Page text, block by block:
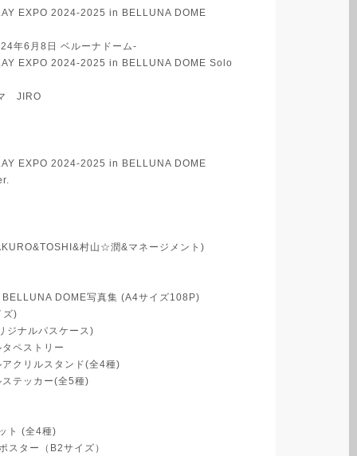
EXPO 2024-2025 in BELLUNA DOME
年6月8日 ベルーナドーム-
EXPO 2024-2025 in BELLUNA DOME Solo
JIRO
EXPO 2024-2025 in BELLUNA DOME
村山☆潤&マネージメント)
DOME写真集 (A4サイズ108P)
ズ)
ジナルパスケース)
ペストリー
アクリルスタンド(全4種)
ステッカー(全5種)
ト (全4種)
スター（B2サイズ）